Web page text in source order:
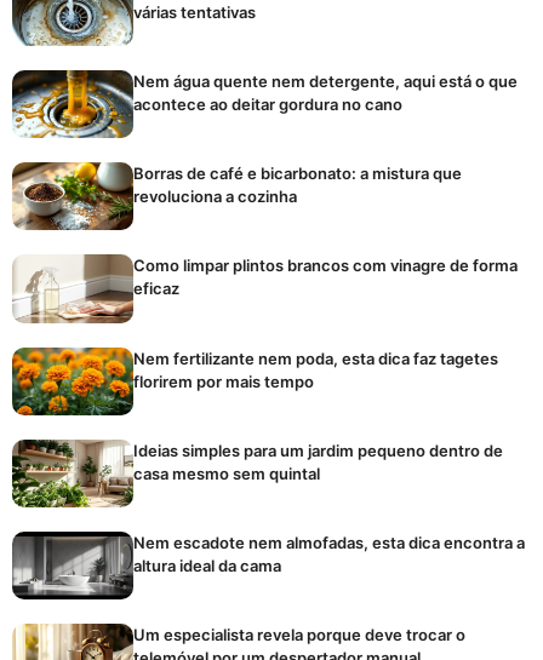
várias tentativas
Nem água quente nem detergente, aqui está o que
acontece ao deitar gordura no cano
Borras de café e bicarbonato: a mistura que
revoluciona a cozinha
Como limpar plintos brancos com vinagre de forma
eficaz
Nem fertilizante nem poda, esta dica faz tagetes
florirem por mais tempo
Ideias simples para um jardim pequeno dentro de
casa mesmo sem quintal
Nem escadote nem almofadas, esta dica encontra a
altura ideal da cama
Um especialista revela porque deve trocar o